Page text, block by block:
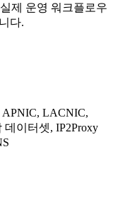
실제 운영 워크플로우
다.
APNIC, LACNIC,
데이터셋, IP2Proxy